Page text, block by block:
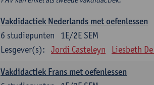
Vakdidactiek Nederlands met oefenlessen
1E/2E SEM
6 studiepunten
Lesgever(s):
Jordi Casteleyn Liesbeth
Vakdidactiek Frans met oefenlessen